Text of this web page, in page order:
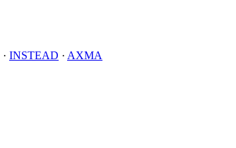
· INSTEAD · AXMA